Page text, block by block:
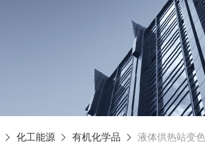
化工能源 有机化学品 液体供热站变